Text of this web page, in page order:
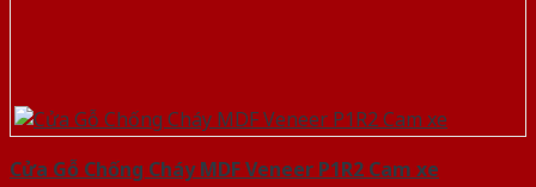
Cửa Gỗ Chống Cháy MDF Veneer P1R2 Cam xe